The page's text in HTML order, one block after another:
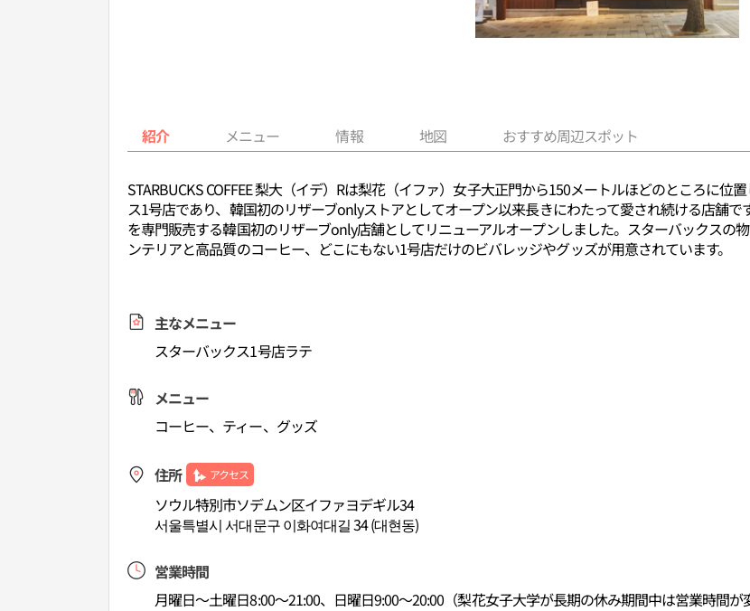
紹介 メニュー 情報 地図 おすすめ周辺スポット
STARBUCKS COFFEE 梨大（イデ）Rは梨花（イファ）女子大正門から150メートルほどのところに位
ス1号店であり、韓国初のリザーブonlyストアとしてオープン以来長きにわたって愛され続ける店舗
を専門販売する韓国初のリザーブonly店舗としてリニューアルオープンしました。スターバックスの
ンテリアと高品質のコーヒー、どこにもない1号店だけのビバレッジやグッズが用意されています。
主なメニュー
スターバックス1号店ラテ
メニュー
コーヒー、ティー、グッズ
住所 アクセス
ソウル特別市ソデムン区イファヨデギル34
서울특별시 서대문구 이화여대길 34 (대현동)
営業時間
月曜日～土曜日8:00～21:00、日曜日9:00～20:00（梨花女子大学が長期の休み期間中は営業時間が